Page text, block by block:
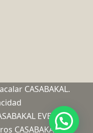
CASABAKAL.
EVENTOS
CASABAKAL